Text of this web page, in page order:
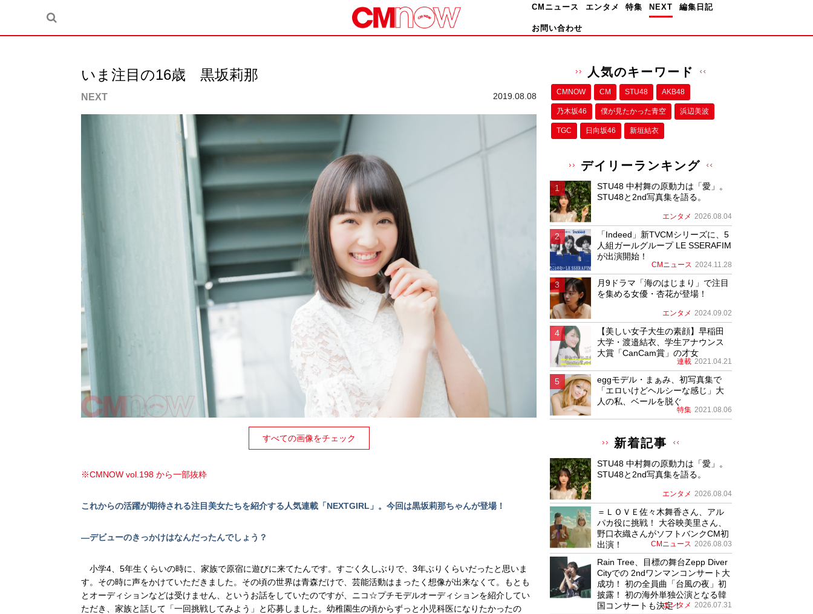
CMニュース エンタメ 特集 NEXT 編集日記
お問い合わせ
いま注目の16歳 黒坂莉那
NEXT 2019.08.08
すべての画像をチェック
※CMNOW vol.198 から一部抜粋
これからの活躍が期待される注目美女たちを紹介する人気連載「NEXTGIRL」。今回は黒坂莉那ちゃんが登場！
—デビューのきっかけはなんだったんでしょう？
小学4、5年生くらいの時に、家族で原宿に遊びに来てたんです。すごく久しぶりで、3年ぶりくらいだったと思いま
す。その時に声をかけていただきました。その頃の世界は青森だけで、芸能活動はまったく想像が出来なくて。もとも
とオーディションなどは受けません、というお話をしていたのですが、ニコ☆プチモデルオーディションを紹介してい
ただき、家族と話して「一回挑戦してみよう」と応募しました。幼稚園生の頃からずっと小児科医になりたかったの
人気のキーワード
CMNOW CM STU48 AKB48
乃木坂46 僕が⾒たかった⻘空 浜辺美波
TGC 日向坂46 新垣結衣
デイリーランキング
STU48 中村舞の原動力は「愛」。
STU48と2nd写真集を語る。
エンタメ 2026.08.04
「Indeed」新TVCMシリーズに、5
人組ガールグループ LE SSERAFIM
が出演開始！
CMニュース 2024.11.28
月9ドラマ「海のはじまり」で注目
を集める女優・杏花が登場！
エンタメ 2024.09.02
【美しい女子大生の素顔】早稲田
大学・渡邉結衣、学生アナウンス
大賞「CanCam賞」の才女
連載 2021.04.21
eggモデル・まぁみ、初写真集で
「エロいけどヘルシーな感じ」大
人の私、ベールを脱ぐ
特集 2021.08.06
新着記事
STU48 中村舞の原動力は「愛」。
STU48と2nd写真集を語る。
エンタメ 2026.08.04
＝ＬＯＶＥ佐々木舞香さん、アル
パカ役に挑戦！ 大谷映美里さん、
野口衣織さんがソフトバンクCM初
出演！
CMニュース 2026.08.03
Rain Tree、目標の舞台Zepp Diver
Cityでの 2ndワンマンコンサート大
成功！ 初の全員曲「台風の夜」初
披露！ 初の海外単独公演となる韓
国コンサートも決定！
エンタメ 2026.07.31